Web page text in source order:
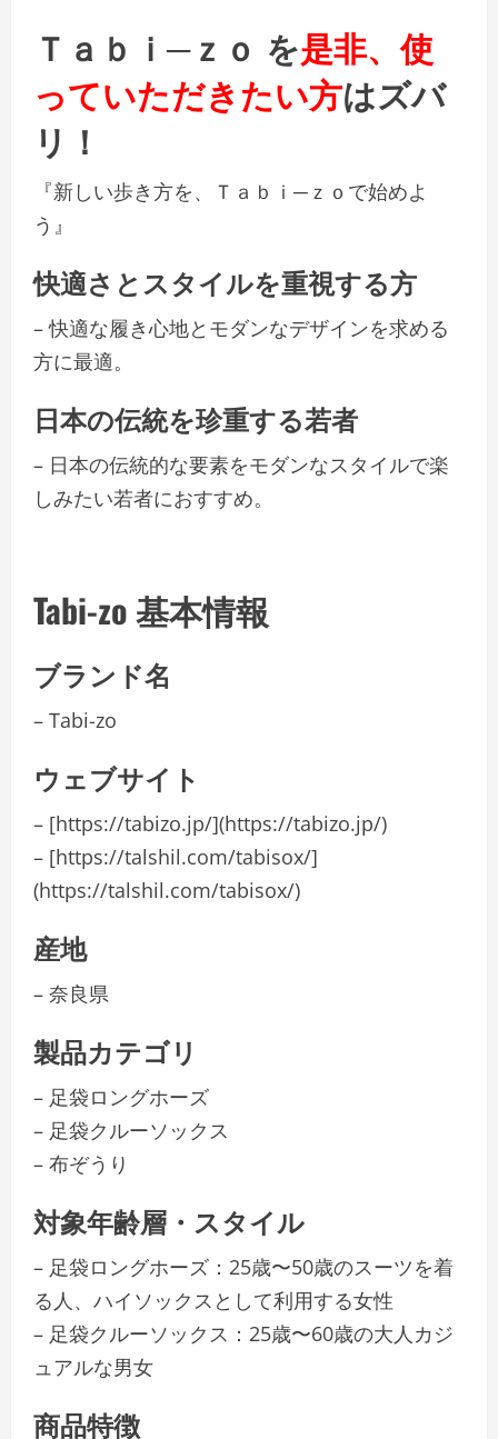
Ｔａｂｉ─ｚｏ を是非、使
っていただきたい方はズバ
リ！
『新しい歩き方を、Ｔａｂｉ─ｚｏで始めよ
う』
快適さとスタイルを重視する方
– 快適な履き心地とモダンなデザインを求める
方に最適。
日本の伝統を珍重する若者
– 日本の伝統的な要素をモダンなスタイルで楽
しみたい若者におすすめ。
Tabi-zo 基本情報
ブランド名
– Tabi-zo
ウェブサイト
– [https://tabizo.jp/](https://tabizo.jp/)
– [https://talshil.com/tabisox/]
(https://talshil.com/tabisox/)
産地
– 奈良県
製品カテゴリ
– 足袋ロングホーズ
– 足袋クルーソックス
– 布ぞうり
対象年齢層・スタイル
– 足袋ロングホーズ：25歳〜50歳のスーツを着
る人、ハイソックスとして利用する女性
– 足袋クルーソックス：25歳〜60歳の大人カジ
ュアルな男女
商品特徴